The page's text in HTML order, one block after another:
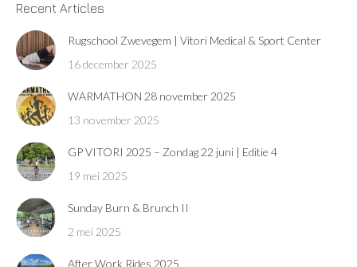
Recent Articles
Rugschool Zwevegem | Vitori Medical & Sport Center
16 december 2025
WARMATHON 28 november 2025
13 november 2025
GP VITORI 2025 – Zondag 22 juni | Editie 4
19 mei 2025
Sunday Burn & Brunch II
2 mei 2025
After Work Rides 2025